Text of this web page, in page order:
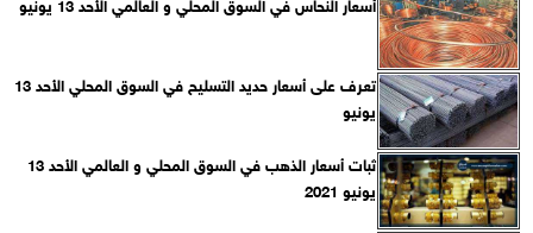
تعرف على أسعار حديد التسليح في السوق المحلي الأحد 13
يونيو
ثبات أسعار الذهب في السوق المحلي و العالمي الأحد 13
يونيو 2021